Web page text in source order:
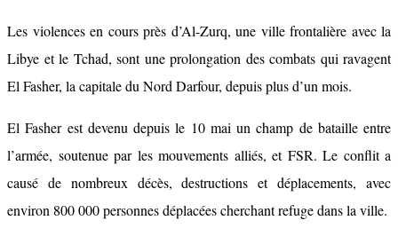
Les violences en cours près d’Al-Zurq, une ville frontalière avec la
Libye et le Tchad, sont une prolongation des combats qui ravagent
El Fasher, la capitale du Nord Darfour, depuis plus d’un mois.
El Fasher est devenu depuis le 10 mai un champ de bataille entre
l’armée, soutenue par les mouvements alliés, et FSR. Le conflit a
causé de nombreux décès, destructions et déplacements, avec
environ 800 000 personnes déplacées cherchant refuge dans la ville.